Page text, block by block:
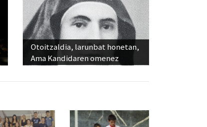
Otoitzaldia, larunbat honetan,
Ama Kandidaren omenez